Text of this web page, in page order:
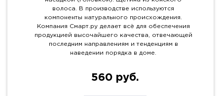
волоса. В производстве используются
компоненты натурального происхождения.
Компания Смарт.ру делает всё для обеспечения
продукцией высочайшего качества, отвечающей
последним направлениям и тенденциям в
наведении порядка в доме.
560 руб.